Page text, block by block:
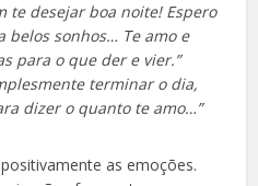
te desejar boa noite! Espero
belos sonhos… Te amo e
para o que der e vier.”
terminar o dia,
dizer o quanto te amo…”
as emoções.